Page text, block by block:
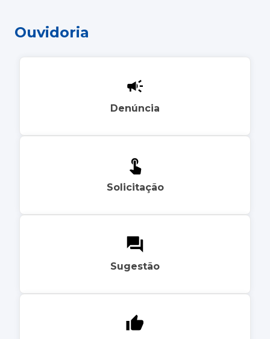
Ouvidoria
Denúncia
Solicitação
Sugestão